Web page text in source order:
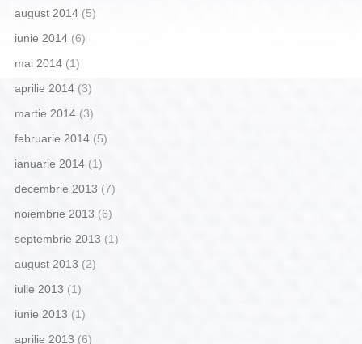
august 2014(5)
iunie 2014(6)
mai 2014(1)
aprilie 2014(3)
martie 2014(3)
februarie 2014(5)
ianuarie 2014(1)
decembrie 2013 (7)
noiembrie 2013 (6)
septembrie 2013 (1)
august 2013 (2)
iulie 2013 (1)
iunie 2013 (1)
aprilie 2013 (6)